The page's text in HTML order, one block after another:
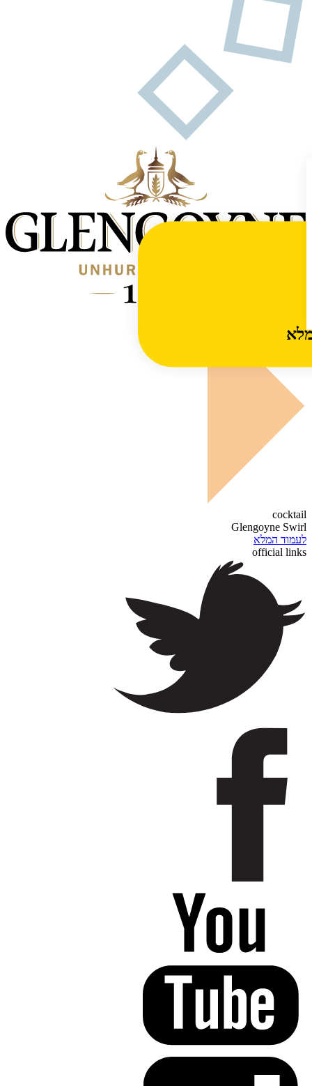
cocktail
Glengoyne Swirl
לעמוד המלא
official links